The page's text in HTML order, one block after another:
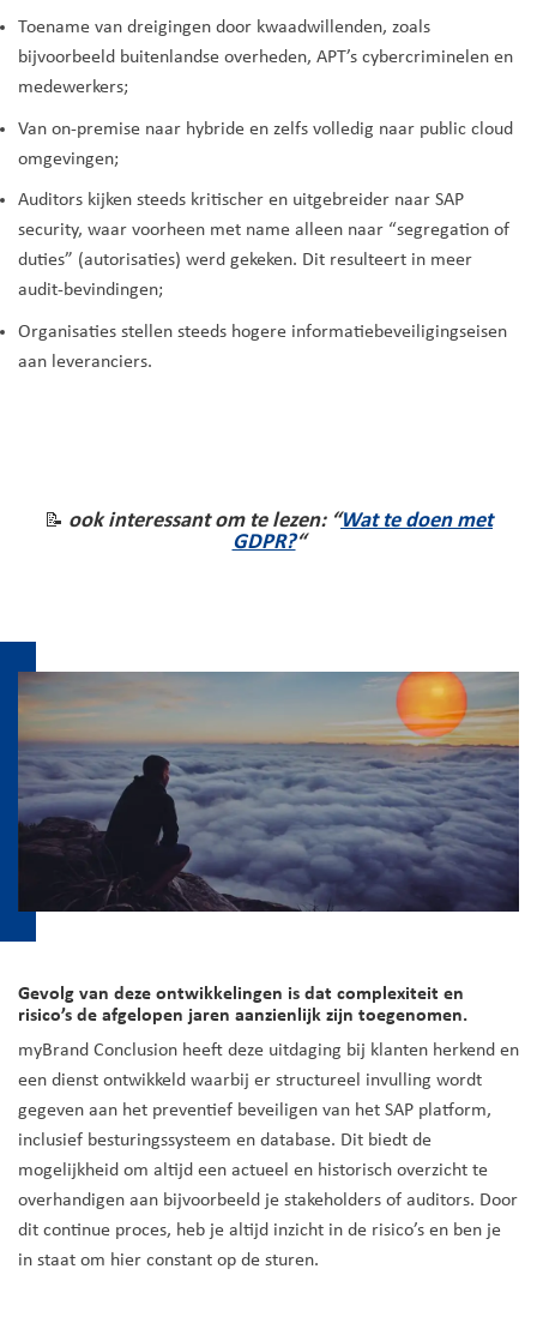
Toename van dreigingen door kwaadwillenden, zoals
bijvoorbeeld buitenlandse overheden, APT’s cybercriminelen en
medewerkers;
Van on-premise naar hybride en zelfs volledig naar public cloud
omgevingen;
Auditors kijken steeds kritischer en uitgebreider naar SAP
security, waar voorheen met name alleen naar “segregation of
duties” (autorisaties) werd gekeken. Dit resulteert in meer
audit-bevindingen;
Organisaties stellen steeds hogere informatiebeveiligingseisen
aan leveranciers.
📝 ook interessant om te lezen: “Wat te doen met
GDPR?“
Gevolg van deze ontwikkelingen is dat complexiteit en
risico’s de afgelopen jaren aanzienlijk zijn toegenomen.
myBrand Conclusion heeft deze uitdaging bij klanten herkend en
een dienst ontwikkeld waarbij er structureel invulling wordt
gegeven aan het preventief beveiligen van het SAP platform,
inclusief besturingssysteem en database. Dit biedt de
mogelijkheid om altijd een actueel en historisch overzicht te
overhandigen aan bijvoorbeeld je stakeholders of auditors. Door
dit continue proces, heb je altijd inzicht in de risico’s en ben je
in staat om hier constant op de sturen.